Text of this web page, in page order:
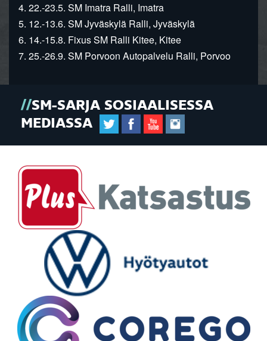
4. 22.-23.5. SM Imatra Ralli, Imatra
5. 12.-13.6. SM Jyväskylä Ralli, Jyväskylä
6. 14.-15.8. Fixus SM Ralli Kitee, Kitee
7. 25.-26.9. SM Porvoon Autopalvelu Ralli, Porvoo
SM-SARJA SOSIAALISESSA
MEDIASSA